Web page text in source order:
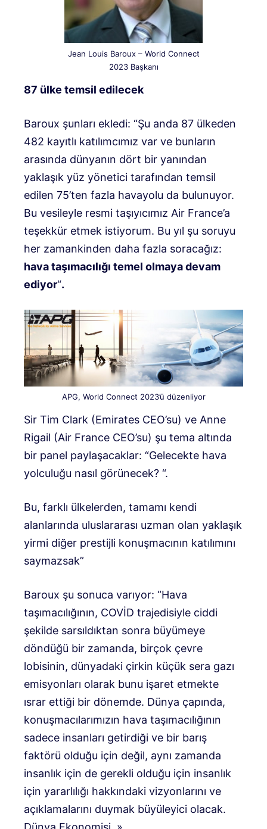
Jean Louis Baroux – World Connect
2023 Başkanı
87 ülke temsil edilecek
Baroux şunları ekledi: “Şu anda 87 ülkeden
482 kayıtlı katılımcımız var ve bunların
arasında dünyanın dört bir yanından
yaklaşık yüz yönetici tarafından temsil
edilen 75’ten fazla havayolu da bulunuyor.
Bu vesileyle resmi taşıyıcımız Air France’a
teşekkür etmek istiyorum. Bu yıl şu soruyu
her zamankinden daha fazla soracağız:
hava taşımacılığı temel olmaya devam
ediyor“.
APG, World Connect 2023’ü düzenliyor
Sir Tim Clark (Emirates CEO’su) ve Anne
Rigail (Air France CEO’su) şu tema altında
bir panel paylaşacaklar: “Gelecekte hava
yolculuğu nasıl görünecek? “.
Bu, farklı ülkelerden, tamamı kendi
alanlarında uluslararası uzman olan yaklaşık
yirmi diğer prestijli konuşmacının katılımını
saymazsak”
Baroux şu sonuca varıyor: “Hava
taşımacılığının, COVİD trajedisiyle ciddi
şekilde sarsıldıktan sonra büyümeye
döndüğü bir zamanda, birçok çevre
lobisinin, dünyadaki çirkin küçük sera gazı
emisyonları olarak bunu işaret etmekte
ısrar ettiği bir dönemde. Dünya çapında,
konuşmacılarımızın hava taşımacılığının
sadece insanları getirdiği ve bir barış
faktörü olduğu için değil, aynı zamanda
insanlık için de gerekli olduğu için insanlık
için yararlılığı hakkındaki vizyonlarını ve
açıklamalarını duymak büyüleyici olacak.